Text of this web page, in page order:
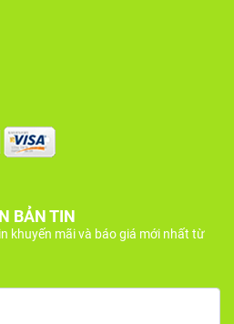
BẢN TIN
khuyến mãi và báo giá mới nhất từ